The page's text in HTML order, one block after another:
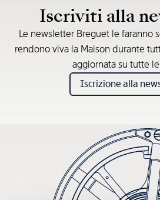
Iscriviti alla
Le newsletter Breguet le faranno
rendono viva la Maison durante
aggiornata su tutte
Iscrizione alla